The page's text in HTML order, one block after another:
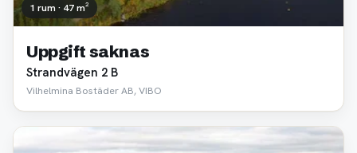
1 rum · 47 m²
Uppgift saknas
Strandvägen 2 B
Vilhelmina Bostäder AB, VIBO